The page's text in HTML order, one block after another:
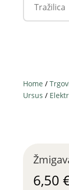
Home /
Ursus /
6,50